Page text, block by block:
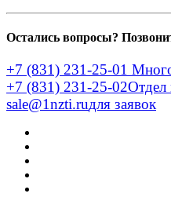
Остались вопросы?
+7 (831) 231-25-01
+7 (831) 231-25-02Отдел
sale@1nzti.ruдля заявок